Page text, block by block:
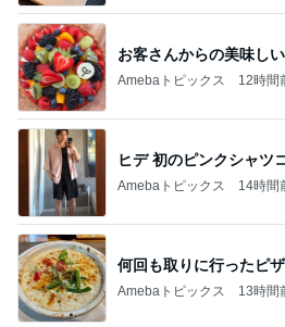
お客さんからの美味し
Amebaトピックス 12時間
ヒデ 初のピンクシャツ
Amebaトピックス 14時間
何回も取りに行ったピ
Amebaトピックス 13時間